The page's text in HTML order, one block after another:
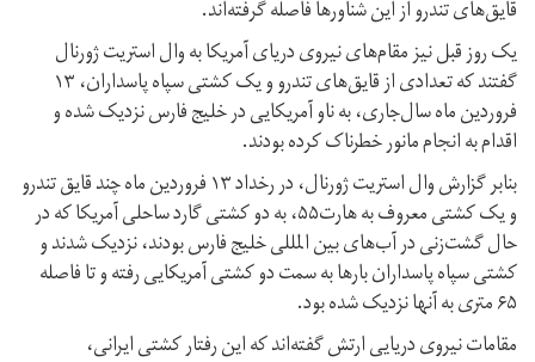
قایق‌های تندرو از این شناورها فاصله گرفته‌اند.
یک روز قبل نیز مقام‌های نیروی دریای آمریکا به وال استریت ژورنال
گفتند که تعدادی از قایق‌های تندرو و یک کشتی سپاه پاسداران، ۱۳
فروردین ماه سال‌جاری، به ناو آمریکایی در خلیج فارس نزدیک شده و
اقدام به انجام مانور خطرناک کرده‌ بودند.
بنابر گزارش وال استریت ژورنال، در رخداد ۱۳ فروردین ماه چند قایق تندرو
و یک کشتی معروف به هارت۵۵، به دو کشتی گارد ساحلی آمریکا که در
حال گشت‌زنی در آب‌های بین المللی خلیج فارس بودند، نزدیک شدند و
کشتی سپاه پاسداران بارها به سمت دو كشتی آمریكایی رفته و تا فاصله
۶۵ متری به آنها نزدیک شده بود.
مقامات نیروی دریایی ارتش گفته‌اند که این رفتار کشتی ایرانی،